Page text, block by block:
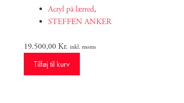
Acryl på lærred,
STEFFEN ANKER
19.500,00Kr. inkl. moms
Tilføj til kurv